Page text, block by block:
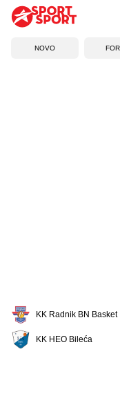
NOVO
KK Radnik BN Basket
KK HEO Bileća